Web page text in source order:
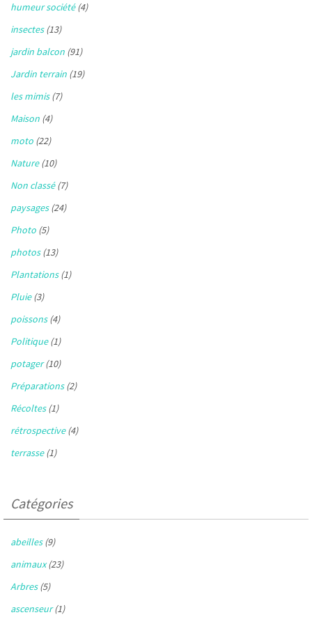
humeur société(4)
insectes(13)
jardin balcon (91)
Jardin terrain (19)
les mimis(7)
Maison (4)
moto (22)
Nature(10)
Non classé(7)
paysages(24)
Photo (5)
photos(13)
Plantations(1)
Pluie(3)
poissons(4)
Politique(1)
potager(10)
Préparations(2)
Récoltes(1)
rétrospective(4)
terrasse(1)
Catégories
abeilles(9)
animaux(23)
Arbres(5)
ascenseur(1)